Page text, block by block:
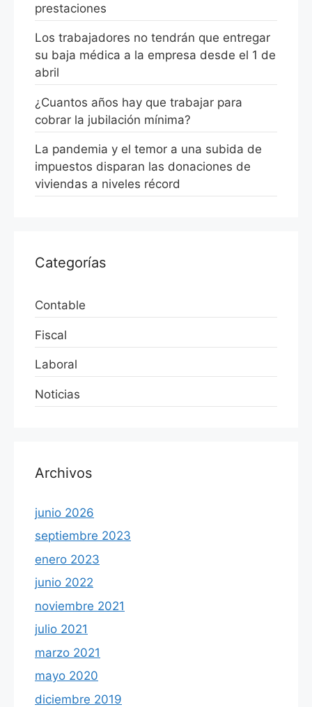
prestaciones
Los trabajadores no tendrán que entregar
su baja médica a la empresa desde el 1 de
abril
¿Cuantos años hay que trabajar para
cobrar la jubilación mínima?
La pandemia y el temor a una subida de
impuestos disparan las donaciones de
viviendas a niveles récord
Categorías
Contable
Fiscal
Laboral
Noticias
Archivos
junio 2026
septiembre 2023
enero 2023
junio 2022
noviembre 2021
julio 2021
marzo 2021
mayo 2020
diciembre 2019